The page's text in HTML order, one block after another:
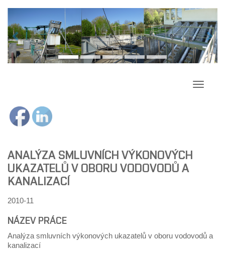
ANALÝZA SMLUVNÍCH VÝKONOVÝCH
UKAZATELŮ V OBORU VODOVODŮ A
KANALIZACÍ
2010-11
NÁZEV PRÁCE
Analýza smluvních výkonových ukazatelů v oboru vodovodů a
kanalizací